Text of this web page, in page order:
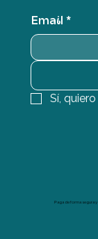
Email *
Sí,
Paga de forma segura y